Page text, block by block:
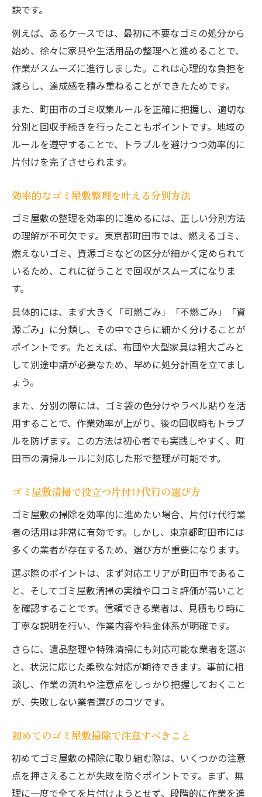
初めてのごみ部屋片付けで注意すること
初めての方も安心な掃除手順を紹介
ゴミ屋敷掃除ビギナー向けの基本手順紹介
部屋の片付け初心者におすすめの進め方
ゴミ屋敷清掃で失敗しない準備と計画
汚部屋の掃除を楽にするコツとは
ごみ部屋整理で安心できるサポート活用法
部屋の片付けを成功させるコツ集
ゴミ屋敷掃除がスムーズに進むマインドセ
部屋の片付けを楽にする整理術のポイント
ごみ部屋を快適空間に変えるアイデア集
ゴミ屋敷片付けで得られるメリットと効果
訣です。
例えば、あるケースでは、最初に不要なゴミの処分から
始め、徐々に家具や生活用品の整理へと進めることで、
作業がスムーズに進行しました。これは心理的な負担を
減らし、達成感を積み重ねることができたためです。
また、町田市のゴミ収集ルールを正確に把握し、適切な
分別と回収手続きを行ったこともポイントです。地域の
ルールを遵守することで、トラブルを避けつつ効率的に
片付けを完了させられます。
効率的なゴミ屋敷整理を叶える分別方法
ゴミ屋敷の整理を効率的に進めるには、正しい分別方法
の理解が不可欠です。東京都町田市では、燃えるゴミ、
燃えないゴミ、資源ゴミなどの区分が細かく定められて
いるため、これに従うことで回収がスムーズになりま
す。
具体的には、まず大きく「可燃ごみ」「不燃ごみ」「資
源ごみ」に分類し、その中でさらに細かく分けることが
ポイントです。たとえば、布団や大型家具は粗大ごみと
して別途申請が必要なため、早めに処分計画を立てまし
ょう。
また、分別の際には、ゴミ袋の色分けやラベル貼りを活
用することで、作業効率が上がり、後の回収時もトラブ
ルを防げます。この方法は初心者でも実践しやすく、町
田市の清掃ルールに対応した形で整理が可能です。
ゴミ屋敷清掃で役立つ片付け代行の選び方
ゴミ屋敷の掃除を効率的に進めたい場合、片付け代行業
者の活用は非常に有効です。しかし、東京都町田市には
多くの業者が存在するため、選び方が重要になります。
選ぶ際のポイントは、まず対応エリアが町田市であるこ
と、そしてゴミ屋敷清掃の実績や口コミ評価が高いこと
を確認することです。信頼できる業者は、見積もり時に
丁寧な説明を行い、作業内容や料金体系が明確です。
さらに、遺品整理や特殊清掃にも対応可能な業者を選ぶ
と、状況に応じた柔軟な対応が期待できます。事前に相
談し、作業の流れや注意点をしっかり把握しておくこと
が、失敗しない業者選びのコツです。
初めてのゴミ屋敷掃除で注意すべきこと
初めてゴミ屋敷の掃除に取り組む際は、いくつかの注意
点を押さえることが失敗を防ぐポイントです。まず、無
理に一度で全てを片付けようとせず、段階的に作業を進